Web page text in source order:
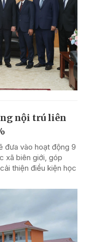
nội trú liên
đưa vào hoạt động 9
xã biên giới, góp
thiện điều kiện học